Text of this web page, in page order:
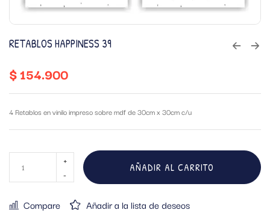
RETABLOS HAPPINESS 39
$154.900
4 Retablos en vinilo impreso sobre mdf de 30cm x 30cm c/u
AÑADIR AL CARRITO
Compare Añadir a la lista de deseos